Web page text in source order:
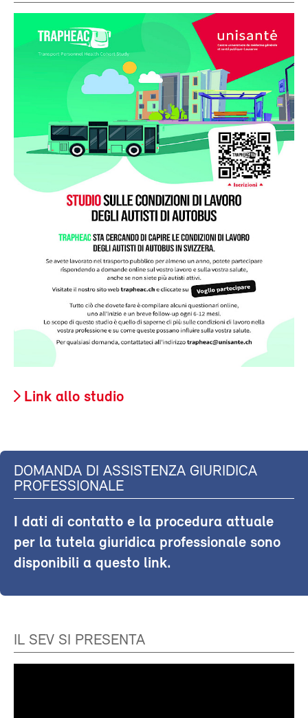
Link allo studio
DOMANDA DI ASSISTENZA GIURIDICA
PROFESSIONALE
I dati di contatto e la procedura attuale
per la tutela giuridica professionale sono
disponibili a questo link.
IL SEV SI PRESENTA